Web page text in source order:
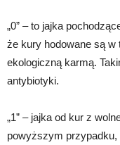
„0” – to jajka
że kury hodowane są
ekologiczną karmą.
antybiotyki.
„1” – jajka od kur z
powyższym